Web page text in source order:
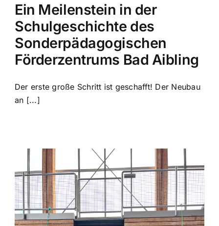
Ein Meilenstein in der
Schulgeschichte des
Sonderpädagogischen
Förderzentrums Bad Aibling
Der erste große Schritt ist geschafft! Der Neubau
an [...]